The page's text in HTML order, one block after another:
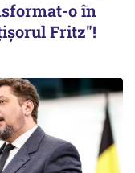
o în
Fritz"!